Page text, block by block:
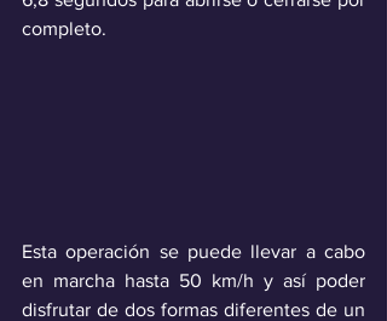
completo.
Esta operación se puede llevar a cabo
en marcha hasta 50 km/h y así poder
disfrutar de dos formas diferentes de un